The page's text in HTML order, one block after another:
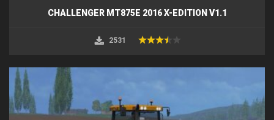
CHALLENGER MT875E 2016 X-EDITION V1.1
2531